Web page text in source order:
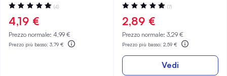
Valutazione:
100%
(4)
4,19 €
Prezzo normale: 4,99 €
Prezzo più basso: 3,79 €
Valutazione:
100%
(7)
2,89 €
Prezzo normale: 3,29 €
Prezzo più basso: 2,59 €
Vedi